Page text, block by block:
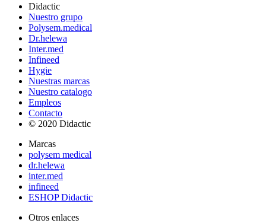
Didactic
Nuestro grupo
Polysem.medical
Dr.helewa
Inter.med
Infineed
Hygie
Nuestras marcas
Nuestro catalogo
Empleos
Contacto
© 2020 Didactic
Marcas
polysem medical
dr.helewa
inter.med
infineed
ESHOP Didactic
Otros enlaces